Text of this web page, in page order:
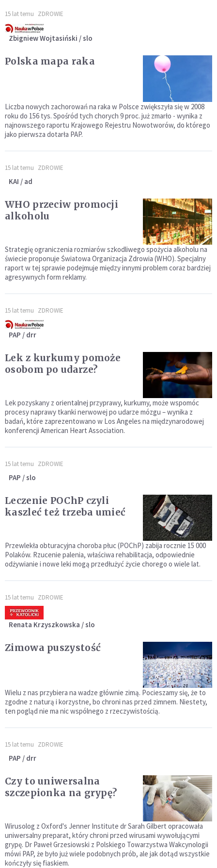
15 lat temu ZDROWIE
Zbigniew Wojtasiński / slo
Polska mapa raka
Liczba nowych zachorowań na raka w Polsce zwiększyła się w 2008
roku do 156 tys. Spośród tych chorych 9 proc. już zmarło - wynika z
najnowszego raportu Krajowego Rejestru Nowotworów, do którego
jako pierwsza dotarła PAP.
15 lat temu ZDROWIE
KAI / ad
WHO przeciw promocji
alkoholu
Strategię ograniczenia rozmiarów szkodliwego spożycia alkoholu na
świecie proponuje Światowa Organizacja Zdrowia (WHO). Specjalny
raport w tej sprawie podejmuje między innymi problem coraz bardziej
agresywnych form reklamy.
15 lat temu ZDROWIE
PAP / drr
Lek z kurkumy pomoże
osobom po udarze?
Lek pozyskany z orientalnej przyprawy, kurkumy, może wspomóc
procesy naprawy tkanki nerwowej po udarze mózgu – wynika z
badań, które zaprezentowano w Los Angeles na międzynarodowej
konferencji American Heart Association.
15 lat temu ZDROWIE
PAP / slo
Leczenie POChP czyli
kaszleć też trzeba umieć
Przewlekła obturacyjna choroba płuc (POChP) zabija rocznie 15 000
Polaków. Rzucenie palenia, właściwa rehabilitacja, odpowiednie
odżywianie i nowe leki mogą przedłużyć życie chorego o wiele lat.
15 lat temu ZDROWIE
Renata Krzyszkowska / slo
Zimowa puszystość
Wielu z nas przybiera na wadze głównie zimą. Pocieszamy się, że to
zgodne z naturą i korzystne, bo chroni nas przed zimnem. Niestety,
ten pogląd nie ma nic wspólnego z rzeczywistością.
15 lat temu ZDROWIE
PAP / drr
Czy to uniwersalna
szczepionka na grypę?
Wirusolog z Oxford's Jenner Institute dr Sarah Gilbert opracowała
uniwersalny preparat, który chroni przed wirusami wywołującymi
grypę. Dr Paweł Grzesiowski z Polskiego Towarzystwa Wakcynologii
mówi PAP, że było już wiele podobnych prób, ale jak dotąd wszystkie
kończyły się fiaskiem.